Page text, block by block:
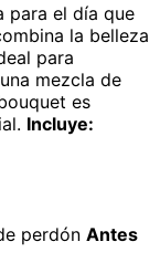
para el día que
la belleza
para
mezcla de
es
Incluye:
perdón Antes